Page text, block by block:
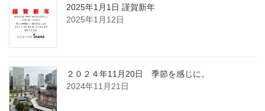
2025年1月1日 謹賀新年
2025年1月12日
２０２４年11月20日 季節を感じに。
2024年11月21日